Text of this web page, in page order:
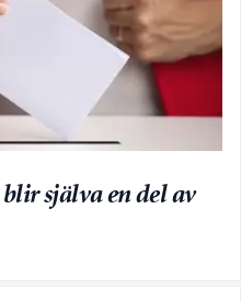
själva en del av